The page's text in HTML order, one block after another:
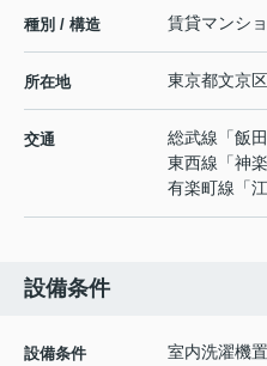
種別 / 構造 賃貸マンシ
所在地 東京都文京区
交通 総武線 「飯
東西線 「神
有楽町線 「
設備条件
設備条件
室内洗濯機